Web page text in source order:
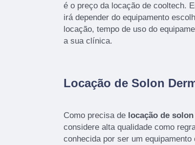
é o preço da locação de cooltech.
irá depender do equipamento
locação, tempo de uso do
a sua clínica.
Locação de Solon
Como precisa de locação de
considere alta qualidade como
conhecida por ser um